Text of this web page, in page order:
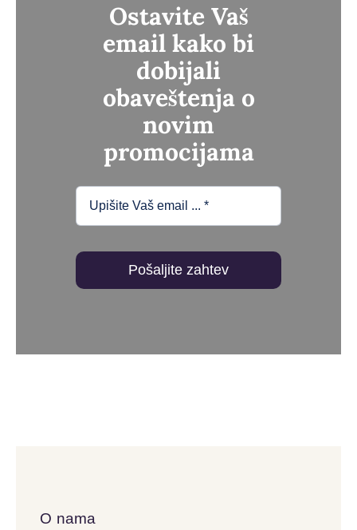
Ostavite Vaš
email kako bi
dobijali
obaveštenja o
novim
promocijama
Pošaljite zahtev
O nama